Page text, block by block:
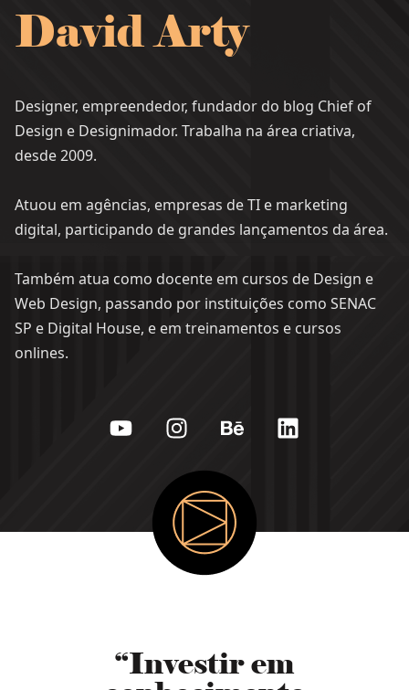
David Arty
Designer, empreendedor, fundador do blog Chief of
Design e Designimador. Trabalha na área criativa,
desde 2009.
Atuou em agências, empresas de TI e marketing
digital, participando de grandes lançamentos da área.
Também atua como docente em cursos de Design e
Web Design, passando por instituições como SENAC
SP e Digital House, e em treinamentos e cursos
onlines.
“Investir em